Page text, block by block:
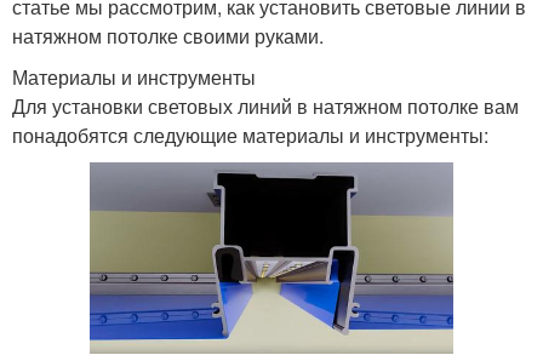
статье мы рассмотрим, как установить световые линии в
натяжном потолке своими руками.
Материалы и инструменты
Для установки световых линий в натяжном потолке вам
понадобятся следующие материалы и инструменты: